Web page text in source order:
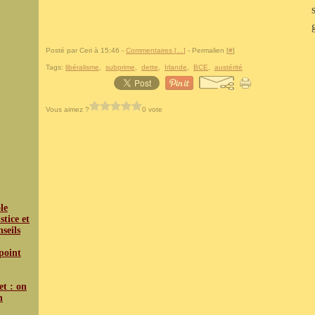
et
: on
Posté par Ceri à 15:46 - Commentaires [ ] - Permalien [#]
Tags: libéralisme subprime dette Irlande BCE austérité
Vous aimez ? 0 vote